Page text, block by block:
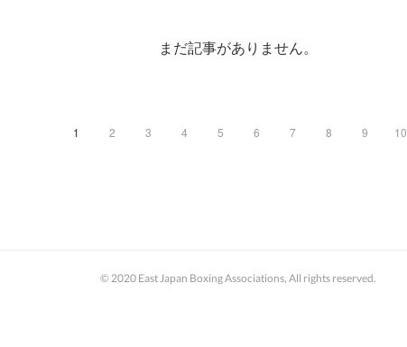
まだ記事がありません。
1 2 3 4 5 6 7 8 9 10
© 2020 East Japan Boxing Associations, All rights reserved.